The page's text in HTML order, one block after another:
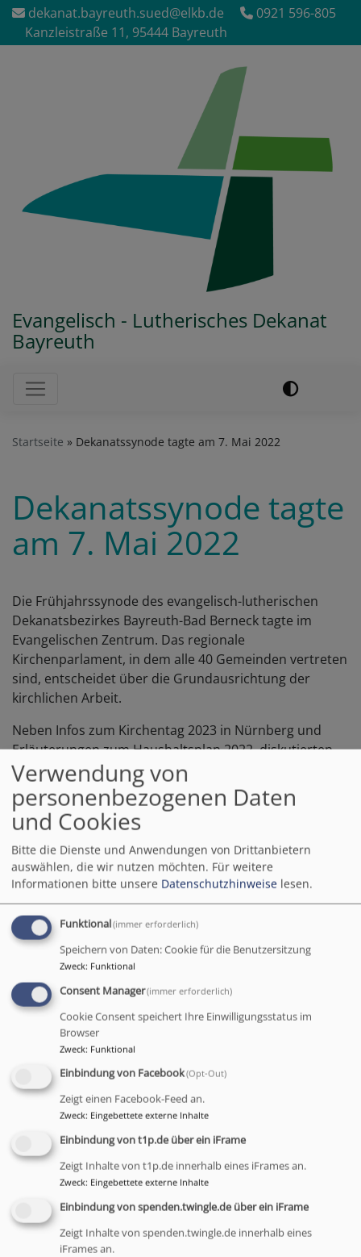
Direkt
zum
Inhalt
dekanat.bayreuth.sued@elkb.de
0921 596-805
Kanzleistraße 11, 95444 Bayreuth
Evangelisch - Lutherisches Dekanat
Bayreuth
Hauptnavigation
Startseite Dekanatssynode tagte am 7. Mai 2022
Dekanatssynode tagte
am 7. Mai 2022
Die Frühjahrssynode des evangelisch-lutherischen
Dekanatsbezirkes Bayreuth-Bad Berneck tagte im
Evangelischen Zentrum. Das regionale
Kirchenparlament, in dem alle 40 Gemeinden vertreten
sind, entscheidet über die Grundausrichtung der
kirchlichen Arbeit.
Neben Infos zum Kirchentag 2023 in Nürnberg und
Erläuterungen zum Haushaltsplan 2022, diskutierten
die Synodalen über die Planungen zum
Landesstellenplan, der ab 2024 umgesetzt werden
muss. Die kirchliche Arbeit soll zukünftig verstärkt in
sechs Regionen geschehen. Es gilt sich zu vernetzen,
Stärken gemeinsam auszubauen und Profile zu
schärfen. Beispielsweise wird die Konfirmanden- und
Jugendarbeit Kirchengemeinden regional
zusammenführen, auch die Seniorenarbeit wird sich
gemeindeübergreifend aufstellen. In diesen Regionen
sollen auch verstärkt Gottesdienste gemeinsam
gefeiert werden.
Das gewohnte Modell der Kirchengemeinde als
Anbieter „von der Wiege bis zur Bahre“ wird großen
Veränderungen unterliegen. Den Synodalen ist
bewusst, dass die Veränderungen viel Mut von den
Gemeinden erfordern. Zudem wird große
Überzeugungsarbeit bei den Gemeindegliedern für
diesen Reformprozess nötig sein. Es wurde aber auch
Zuversicht und Hoffnung zum Ausdruck gebracht, dass
sich dadurch viele neue Möglichkeiten eröffnen.
Das Präsidium freute sich über die von zweitem
Bürgermeister Andreas Zippel und Domkapitular Dr.
Heinrich Hohl überbrachten Grüße der Stadt Bayreuth
und der röm. kath. Schwesterkirche.
Verwendung von
personenbezogenen Daten
und Cookies
Bitte die Dienste und Anwendungen von Drittanbietern
auswählen, die wir nutzen möchten. Für weitere
Informationen bitte unsere Datenschutzhinweise lesen.
Funktional(immer erforderlich)
Speichern von Daten: Cookie für die Benutzersitzung
Zweck: Funktional
Consent Manager(immer erforderlich)
Cookie Consent speichert Ihre Einwilligungsstatus im
Browser
Zweck: Funktional
Einbindung von Facebook(Opt-Out)
Zeigt einen Facebook-Feed an.
Zweck: Eingebettete externe Inhalte
Einbindung von t1p.de über ein iFrame
Zeigt Inhalte von t1p.de innerhalb eines iFrames an.
Zweck: Eingebettete externe Inhalte
Einbindung von spenden.twingle.de über ein iFrame
Zeigt Inhalte von spenden.twingle.de innerhalb eines
iFrames an.